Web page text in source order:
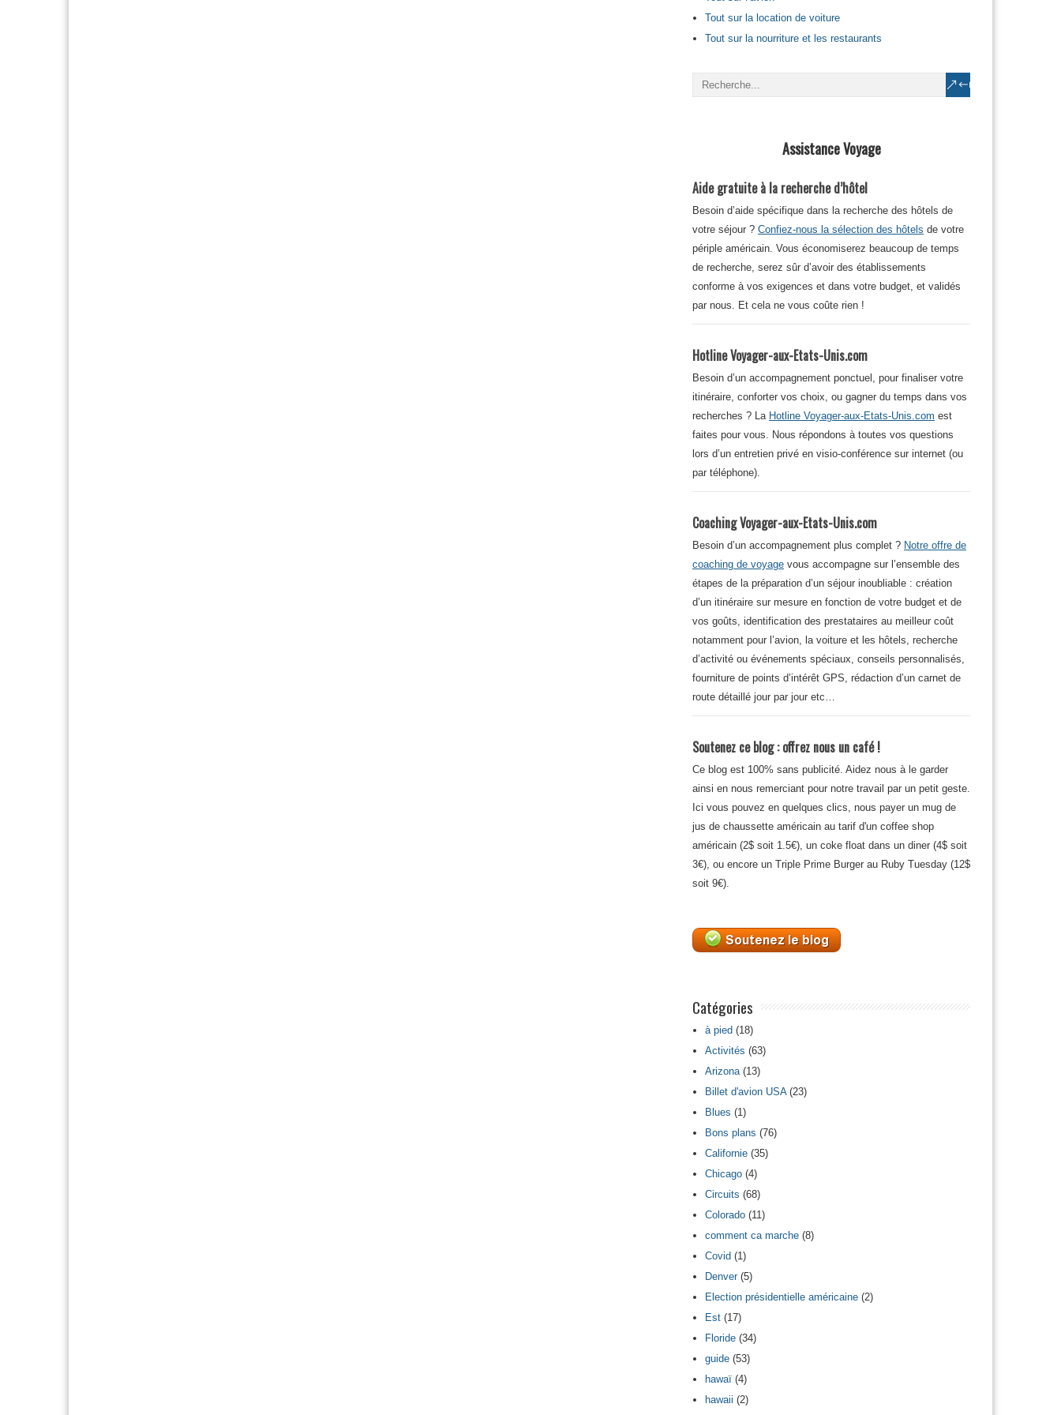
Tout sur la location de voiture
Tout sur la nourriture et les restaurants
Assistance Voyage
Aide gratuite à la recherche d’hôtel
Besoin d’aide spécifique dans la recherche des hôtels de
votre séjour ? Confiez-nous la sélection des hôtels de votre
périple américain. Vous économiserez beaucoup de temps
de recherche, serez sûr d’avoir des établissements
conforme à vos exigences et dans votre budget, et validés
par nous. Et cela ne vous coûte rien !
Hotline Voyager-aux-Etats-Unis.com
Besoin d’un accompagnement ponctuel, pour finaliser votre
itinéraire, conforter vos choix, ou gagner du temps dans vos
recherches ? La Hotline Voyager-aux-Etats-Unis.com est
faites pour vous. Nous répondons à toutes vos questions
lors d’un entretien privé en visio-conférence sur internet (ou
par téléphone).
Coaching Voyager-aux-Etats-Unis.com
Besoin d’un accompagnement plus complet ? Notre offre de
coaching de voyage vous accompagne sur l’ensemble des
étapes de la préparation d’un séjour inoubliable : création
d’un itinéraire sur mesure en fonction de votre budget et de
vos goûts, identification des prestataires au meilleur coût
notamment pour l’avion, la voiture et les hôtels, recherche
d’activité ou événements spéciaux, conseils personnalisés,
fourniture de points d’intérêt GPS, rédaction d’un carnet de
route détaillé jour par jour etc…
Soutenez ce blog : offrez nous un café !
Ce blog est 100% sans publicité. Aidez nous à le garder
ainsi en nous remerciant pour notre travail par un petit geste.
Ici vous pouvez en quelques clics, nous payer un mug de
jus de chaussette américain au tarif d'un coffee shop
américain (2$ soit 1.5€), un coke float dans un diner (4$ soit
3€), ou encore un Triple Prime Burger au Ruby Tuesday (12$
soit 9€).
Catégories
à pied (18)
Activités (63)
Arizona(13)
Billet d'avion USA(23)
Blues (1)
Bons plans (76)
Californie (35)
Chicago (4)
Circuits (68)
Colorado (11)
comment ca marche (8)
Covid (1)
Denver(5)
Election présidentielle américaine (2)
Est (17)
Floride (34)
guide (53)
hawaï (4)
hawaii (2)